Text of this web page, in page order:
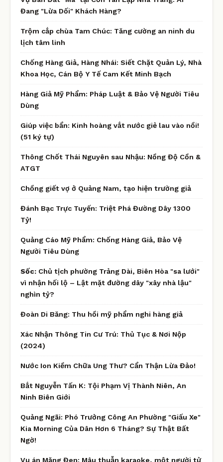
Đang "Lừa Dối" Khách Hàng?
Trộm cắp chùa Tam Chúc: Tăng cường an ninh du
lịch tâm linh
Chống Hàng Giả, Hàng Nhái: Siết Chặt Quản Lý, Nhà
Khoa Học, Cán Bộ Y Tế Cam Kết Minh Bạch
Hàng Giả Mỹ Phẩm: Pháp Luật & Bảo Vệ Người Tiêu
Dùng
Giúp việc bẩn: Kinh hoàng vắt nước giẻ lau vào nồi!
(51 ký tự)
Thông Chốt Thái Nguyên sau Nhậu: Nồng Độ Cồn &
ATGT
Chồng giết vợ ở Quảng Nam, tạo hiện trường giả
Đánh Bạc Trực Tuyến: Triệt Phá Đường Dây 1300
Tỷ!
Quảng Cáo Mỹ Phẩm: Chống Hàng Giả, Bảo Vệ
Người Tiêu Dùng
Sốc: Chủ tịch phường Trảng Dài, Biên Hòa "sa lưới"
vì nhận hối lộ – Lật mặt đường dây "xây nhà lậu"
nghìn tỷ?
Đoàn Di Băng: Thu hồi mỹ phẩm nghi hàng giả
Xác Nhận Thông Tin Cư Trú: Thủ Tục & Nơi Nộp
(2024)
Nước Ion Kiềm Chữa Ung Thư? Cẩn Thận Lừa Đảo!
Bắt Nguyễn Tấn K: Tội Phạm Vị Thành Niên, An
Ninh Biên Giới
Quảng Ngãi: Phó Trưởng Công An Phường "Giấu Xe"
Kia Morning Của Dân Hơn 6 Tháng? Sự Thật Bất
Ngờ!
Vụ án Măng Đen: Mâu thuẫn karaoke, một người tử